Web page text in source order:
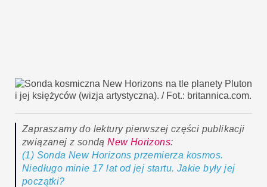
Zapraszamy do lektury pierwszej części publikacji
związanej z sondąNew Horizons:
(1) Sonda New Horizons przemierza kosmos.
Niedługo minie 17 lat od jej startu. Jakie były jej
początki?